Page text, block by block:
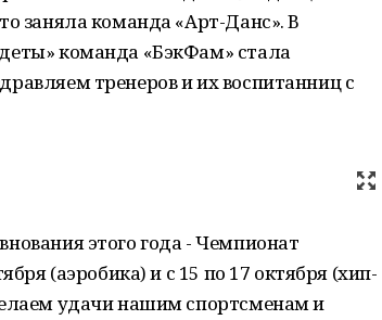
заняла команда «Арт-Данс». В
команда «БэкФам» стала
тренеров и их воспитанниц с
этого года - Чемпионат
(аэробика) и с 15 по 17 октября (хип-
удачи нашим спортсменам и